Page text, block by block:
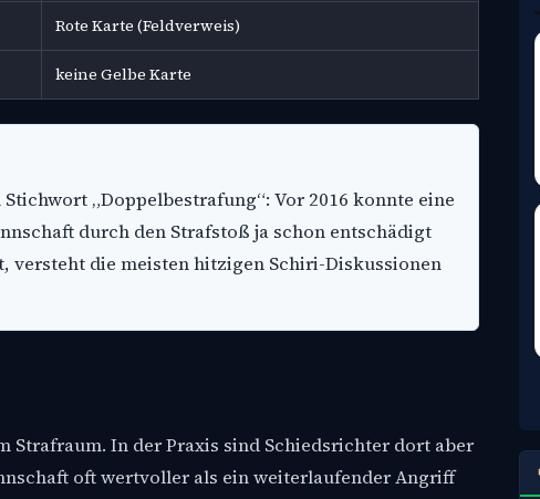
Rote Karte (Feldverweis)
keine Gelbe Karte
„Doppelbestrafung“: Vor 2016 konnte eine
durch den Strafstoß ja schon entschädigt
versteht die meisten hitzigen Schiri-Diskussionen
Strafraum. In der Praxis sind Schiedsrichter dort aber
oft wertvoller als ein weiterlaufender Angriff